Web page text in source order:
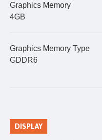
Graphics Memory
4GB
Graphics Memory Type
GDDR6
DISPLAY